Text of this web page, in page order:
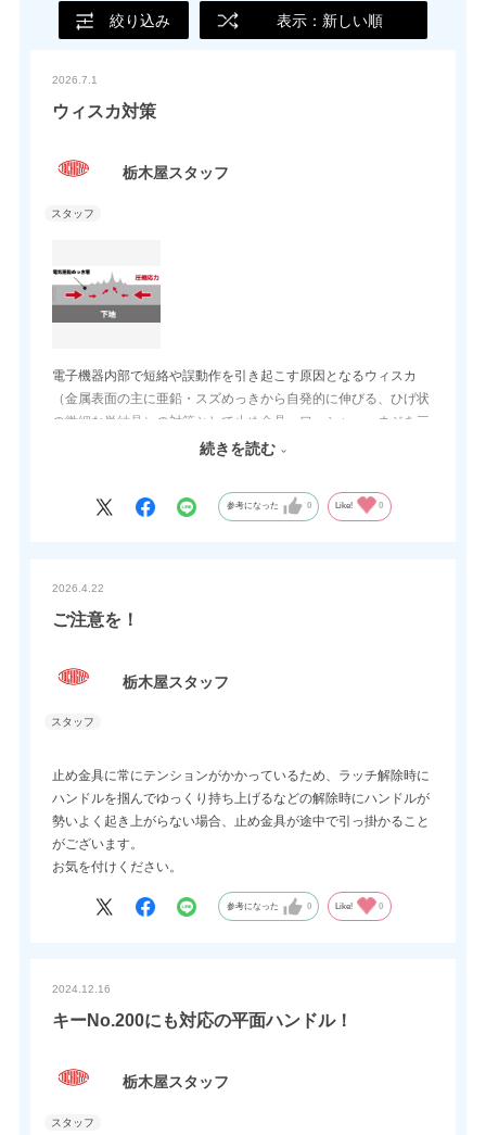
絞り込み 表示：新しい順
2026.7.1
ウィスカ対策
栃木屋スタッフ
電子機器内部で短絡や誤動作を引き起こす原因となるウィスカ
（金属表面の主に亜鉛・スズめっきから自発的に伸びる、ひげ状
の微細な単結晶）の対策として止め金具、ワッシャー、ネジを三
価クロメートからニッケルメッキに順次変更しております。在庫
続きを読む
参考になった 0 Like! 0
2026.4.22
ご注意を！
栃木屋スタッフ
止め金具に常にテンションがかかっているため、ラッチ解除時に
ハンドルを掴んでゆっくり持ち上げるなどの解除時にハンドルが
勢いよく起き上がらない場合、止め金具が途中で引っ掛かること
がございます。
お気を付けください。
参考になった 0 Like! 0
2024.12.16
キーNo.200にも対応の平面ハンドル！
栃木屋スタッフ